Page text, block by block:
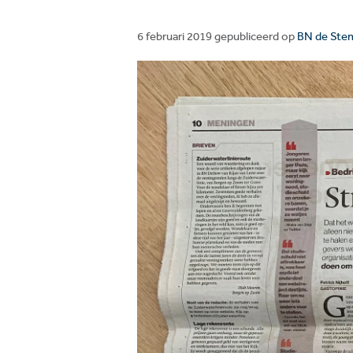
6 februari 2019 gepubliceerd op BN de